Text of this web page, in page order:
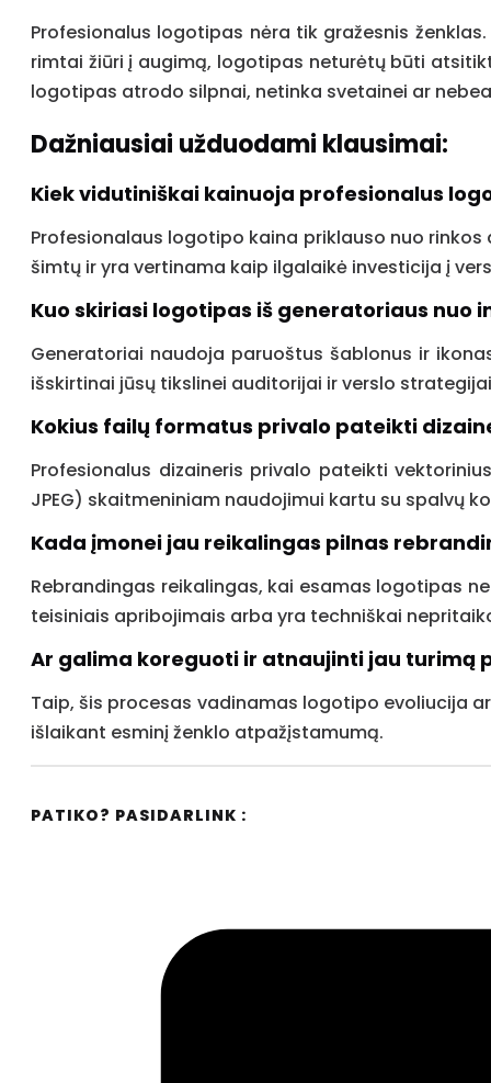
Profesionalus logotipas nėra tik gražesnis
rimtai žiūri į augimą, logotipas neturėtų būti
logotipas atrodo silpnai, netinka svetainei ar
Dažniausiai užduodami klausimai:
Kiek vidutiniškai kainuoja profesionalus
Profesionalaus logotipo kaina priklauso nuo
šimtų ir yra vertinama kaip ilgalaikė investicija į
Kuo skiriasi logotipas iš generatoriaus nuo
Generatoriai naudoja paruoštus šablonus ir
išskirtinai jūsų tikslinei auditorijai ir verslo
Kokius failų formatus privalo pateikti
Profesionalus dizaineris privalo pateikti
JPEG) skaitmeniniam naudojimui kartu su spalvų
Kada įmonei jau reikalingas pilnas
Rebrandingas reikalingas, kai esamas logotipas
teisiniais apribojimais arba yra techniškai
Ar galima koreguoti ir atnaujinti jau turimą
Taip, šis procesas vadinamas logotipo evoliucija
išlaikant esminį ženklo atpažįstamumą.
PATIKO? PASIDARLINK :